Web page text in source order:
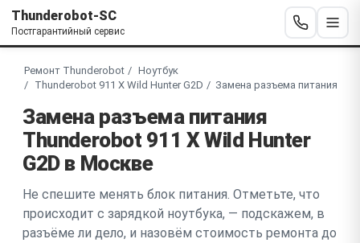
Thunderobot-SC
Постгарантийный сервис
Ремонт Thunderobot
Ноутбук
Thunderobot 911 X Wild Hunter G2D
Замена разъема питания
Замена разъема питания
Thunderobot 911 X Wild Hunter
G2D в Москве
Не спешите менять блок питания. Отметьте, что
происходит с зарядкой ноутбука, — подскажем, в
разъёме ли дело, и назовём стоимость ремонта до